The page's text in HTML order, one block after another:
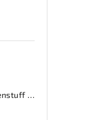
Zadné brzdové platne Greenstuff 2000 (DP21518)